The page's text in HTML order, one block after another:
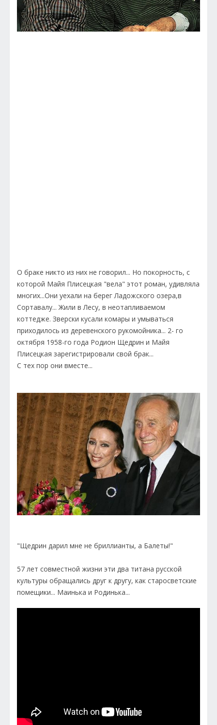
О браке никто из них не говорил... Но покорность, с
которой Майя Плисецкая "вела" этот роман, удивляла
многих...Они уехали на берег Ладожского озера,в
Сортавалу... Жили в Лесу, в неотапливаемом
коттедже. Зверски кусали комары и умываться
приходилось из деревенского рукомойника... 2- го
октября 1958-го года Родион Щедрин и Майя
Плисецкая зарегистрировали свой брак...
С тех пор они вместе...
"Щедрин дарил мне не бриллианты, а Балеты!"
57 лет совместной жизни эти два титана русской
культуры обращались друг к другу, как старосветские
помещики... Маинька и Родинька...